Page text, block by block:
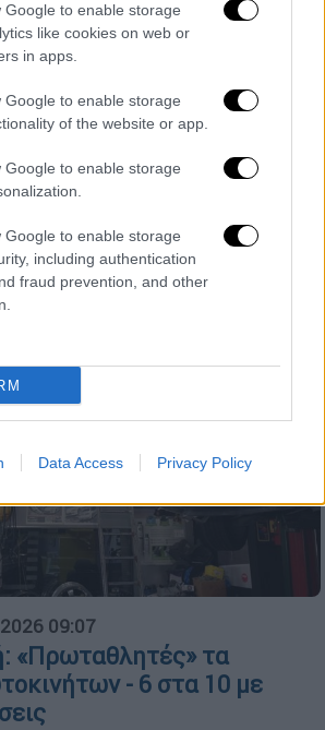
Google to enable storage
like cookies on web or
in apps.
Google to enable storage
of the website or app.
Google to enable storage
Google to enable storage
including authentication
fraud prevention, and other
Data Access Privacy Policy
19:04
τροχαίων στην Αττική
νεκροί και 527
παραβάσεις
την ΕΛΑΣ
09:07
«Πρωταθλητές» τα
- 6 στα 10 με